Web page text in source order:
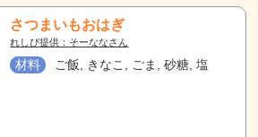
さつまいもおはぎ
れしぴ提供：そーななさん
材料 ご飯, きなこ, ごま, 砂糖, 塩